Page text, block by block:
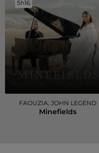
5h16
5h16
FAOUZIA, JOHN LEGEND
Minefields